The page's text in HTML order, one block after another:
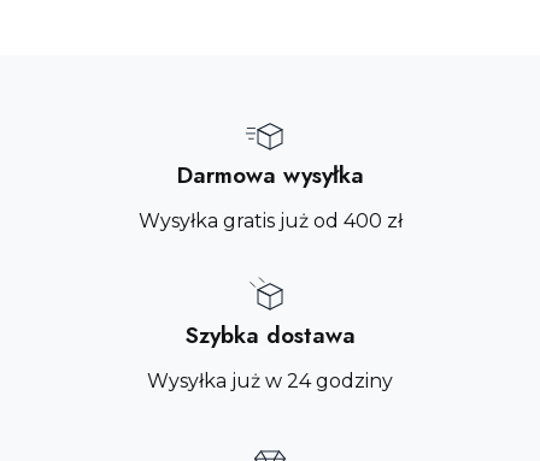
Darmowa wysyłka
Wysyłka gratis już od 400 zł
Szybka dostawa
Wysyłka już w 24 godziny